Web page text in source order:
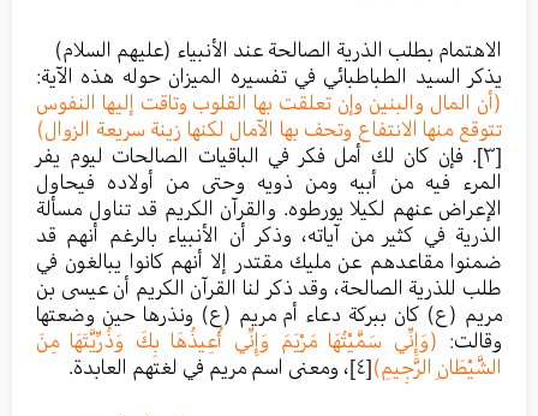
الاهتمام بطلب الذرية الصالحة عند الأنبياء (عليهم السلام)
يذكر السيد الطباطبائي في تفسيره الميزان حوله هذه الآية:
(أن المال والبنين وإن تعلقت بها القلوب وتاقت إليها النفوس
تتوقع منها الانتفاع وتحف بها الآمال لكنها زينة سريعة الزوال)
[٣]
. فإن كان لك أمل فكر في الباقيات الصالحات ليوم يفر
المرء فيه من أبيه ومن ذويه وحتى من أولاده فيحاول
الإعراض عنهم لكيلا يورطوه. والقرآن الكريم قد تناول مسألة
الذرية في كثير من آياته، وذكر أن الأنبياء بالرغم أنهم قد
ضمنوا مقاعدهم عن مليك مقتدر إلا أنهم كانوا يبالغون في
طلب للذرية الصالحة، وقد ذكر لنا القرآن الكريم أن عيسى بن
مريم (ع) كان ببركة دعاء أم مريم (ع) ونذرها حين وضعتها
وقالت: (وَإِنِّي سَمَّيْتُهَا مَرْيَمَ وَإِنِّي أُعِيذُهَا بِكَ وَذُرِّيَّتَهَا مِنَ
الشَّيْطَانِ الرَّجِيمِ)[٤] ، ومعنى اسم مريم في لغتهم العابدة.